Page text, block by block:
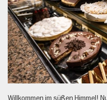
Willkommen im süßen Himmel!